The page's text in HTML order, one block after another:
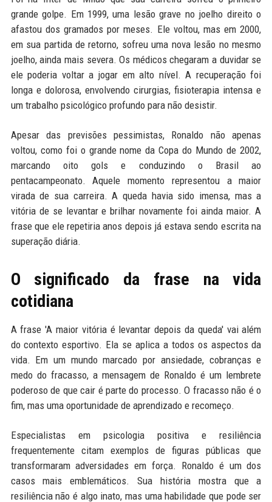
grande golpe. Em 1999, uma lesão grave no joelho direito o
afastou dos gramados por meses. Ele voltou, mas em 2000,
em sua partida de retorno, sofreu uma nova lesão no mesmo
joelho, ainda mais severa. Os médicos chegaram a duvidar se
ele poderia voltar a jogar em alto nível. A recuperação foi
longa e dolorosa, envolvendo cirurgias, fisioterapia intensa e
um trabalho psicológico profundo para não desistir.
Apesar das previsões pessimistas, Ronaldo não apenas
voltou, como foi o grande nome da Copa do Mundo de 2002,
marcando oito gols e conduzindo o Brasil ao
pentacampeonato. Aquele momento representou a maior
virada de sua carreira. A queda havia sido imensa, mas a
vitória de se levantar e brilhar novamente foi ainda maior. A
frase que ele repetiria anos depois já estava sendo escrita na
superação diária.
O significado da frase na vida
cotidiana
A frase 'A maior vitória é levantar depois da queda' vai além
do contexto esportivo. Ela se aplica a todos os aspectos da
vida. Em um mundo marcado por ansiedade, cobranças e
medo do fracasso, a mensagem de Ronaldo é um lembrete
poderoso de que cair é parte do processo. O fracasso não é o
fim, mas uma oportunidade de aprendizado e recomeço.
Especialistas em psicologia positiva e resiliência
frequentemente citam exemplos de figuras públicas que
transformaram adversidades em força. Ronaldo é um dos
casos mais emblemáticos. Sua história mostra que a
resiliência não é algo inato, mas uma habilidade que pode ser